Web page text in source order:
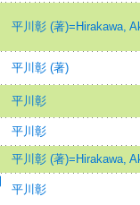
平川彰 (著)=Hirakawa,
平川彰 (著)
平川彰
平川彰
平川彰 (著)=Hirakawa,
平川彰